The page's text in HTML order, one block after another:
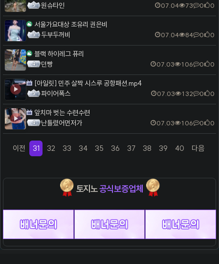
원슈타인
07.04 73 0 0
서울가요대상 조유리 권은비
두부두꺼비
07.04 84 0 0
블랙 하이레그 퓨리
던빵
07.03 106 0 0
[아일릿] 민주 살짝 시스루 공항패션.mp4
파이어폭스
07.03 132 0 0
앞치마 벗는 수련수련
난틀렸어먼저가
07.03 106 0 0
이전(previous)
31(current)
32 33 34 35 36 37 38 39 40 다음(next)
토지노공식보증업체